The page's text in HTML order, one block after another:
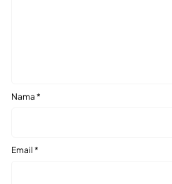
Nama *
Email *